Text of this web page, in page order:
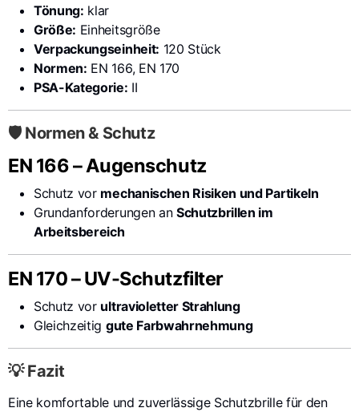
Tönung: klar
Größe: Einheitsgröße
Verpackungseinheit: 120 Stück
Normen: EN 166, EN 170
PSA-Kategorie: II
🛡️ Normen & Schutz
EN 166 – Augenschutz
Schutz vor mechanischen Risiken und Partikeln
Grundanforderungen an Schutzbrillen im
Arbeitsbereich
EN 170 – UV-Schutzfilter
Schutz vor ultravioletter Strahlung
Gleichzeitig gute Farbwahrnehmung
💡 Fazit
Eine komfortable und zuverlässige Schutzbrille für den